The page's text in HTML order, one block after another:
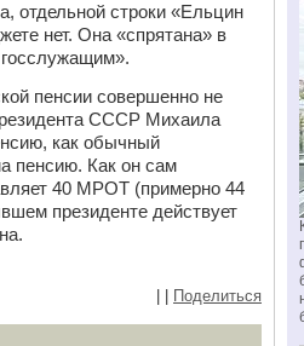
отдельной строки «Ельцин
нет. Она «спрятана» в
пенсии совершенно не
СССР Михаила
как обычный
пенсию. Как он сам
40 МРОТ (примерно 44
президенте действует
Поделиться